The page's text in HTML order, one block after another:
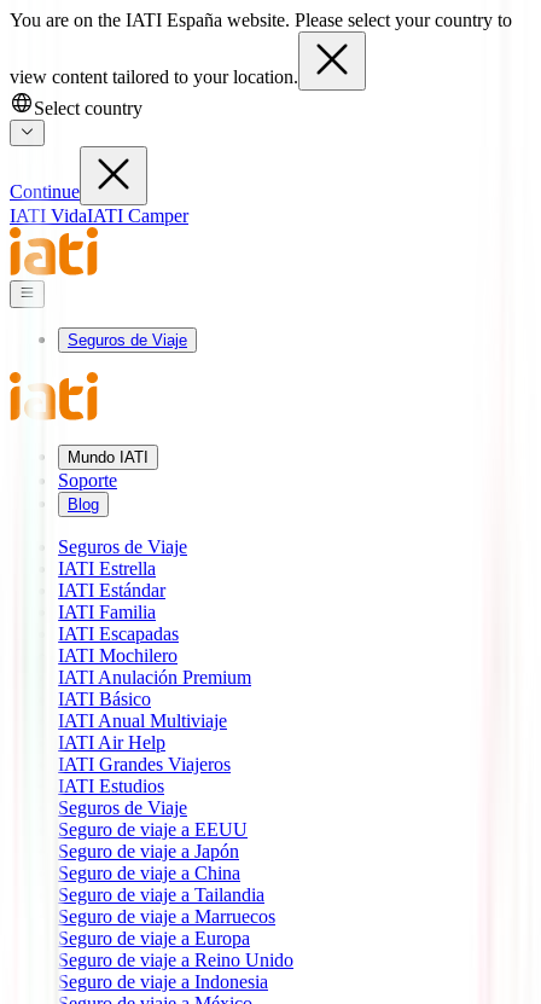
You are on the IATI España website. Please select your country to
view content tailored to your location.
Select country
Continue
IATI VidaIATI Camper
Seguros de Viaje
Mundo IATI
Soporte
Blog
Seguros de Viaje
IATI Estrella
IATI Estándar
IATI Familia
IATI Escapadas
IATI Mochilero
IATI Anulación Premium
IATI Básico
IATI Anual Multiviaje
IATI Air Help
IATI Grandes Viajeros
IATI Estudios
Seguros de Viaje
Seguro de viaje a EEUU
Seguro de viaje a Japón
Seguro de viaje a China
Seguro de viaje a Tailandia
Seguro de viaje a Marruecos
Seguro de viaje a Europa
Seguro de viaje a Reino Unido
Seguro de viaje a Indonesia